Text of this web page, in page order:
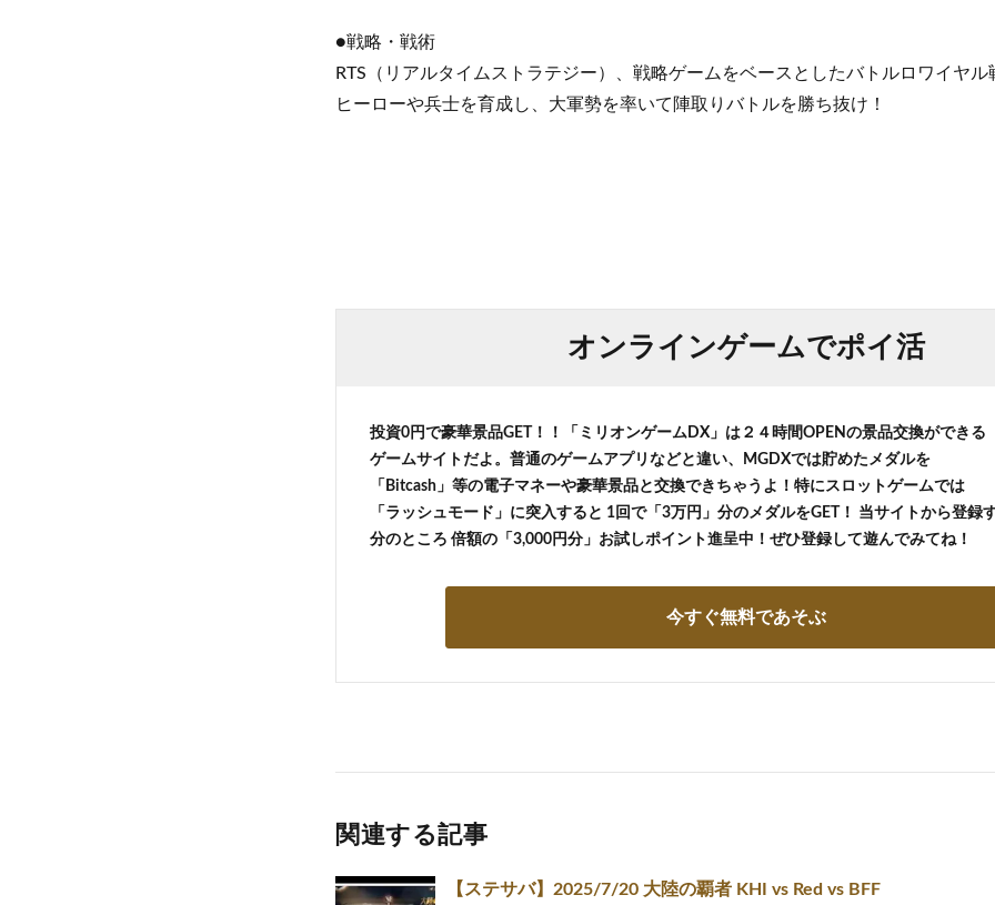
●戦略・戦術
RTS（リアルタイムストラテジー）、戦略ゲームをベースとしたバトルロワイヤル
ヒーローや兵士を育成し、大軍勢を率いて陣取りバトルを勝ち抜け！
オンラインゲームでポイ活
投資0円で豪華景品GET！！「ミリオンゲームDX」は２４時間OPENの景品交換ができる
ゲームサイトだよ。普通のゲームアプリなどと違い、MGDXでは貯めたメダルを
「Bitcash」等の電子マネーや豪華景品と交換できちゃうよ！特にスロットゲームでは
「ラッシュモード」に突入すると 1回で「3万円」分のメダルをGET！ 当サイトから登録
分のところ 倍額の「3,000円分」お試しポイント進呈中！ぜひ登録して遊んでみてね！
今すぐ無料であそぶ
関連する記事
【ステサバ】2025/7/20 大陸の覇者 KHI vs Red vs BFF